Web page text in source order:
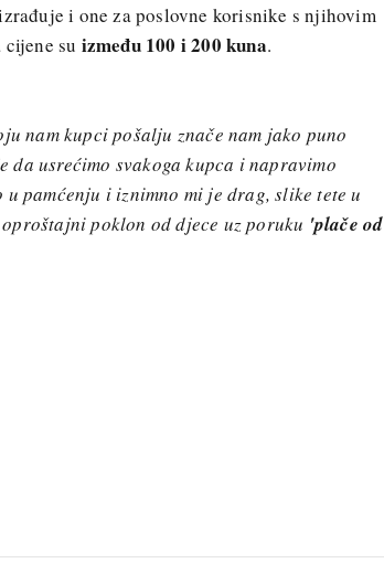
i one za poslovne korisnike s njihovim
su između 100 i 200 kuna.
nam kupci pošalju znače nam jako puno
da usrećimo svakoga kupca i napravimo
pamćenju i iznimno mi je drag, slike tete u
poklon od djece uz poruku 'plače od